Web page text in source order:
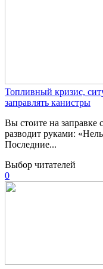
Топливный кризис,
заправлять канистры
Вы стоите на заправке
разводит руками:
Последние...
Выбор читателей
0